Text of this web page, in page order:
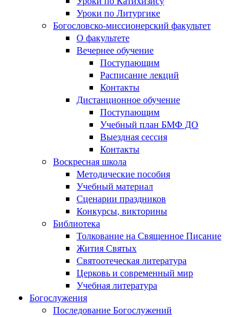
Уроки по Литургике
Богословско-миссионерский факультет
О факультете
Вечернее обучение
Поступающим
Расписание лекций
Контакты
Дистанционное обучение
Поступающим
Учебный план БМФ ДО
Выездная сессия
Контакты
Воскресная школа
Методические пособия
Учебный материал
Сценарии праздников
Конкурсы, викторины
Библиотека
Толкование на Священное Писание
Жития Святых
Святоотеческая литература
Церковь и современный мир
Учебная литература
Богослужения
Последование Богослужений